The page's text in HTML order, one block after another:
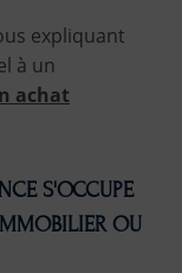
expliquant
à un
achat
S'OCCUPE
OU